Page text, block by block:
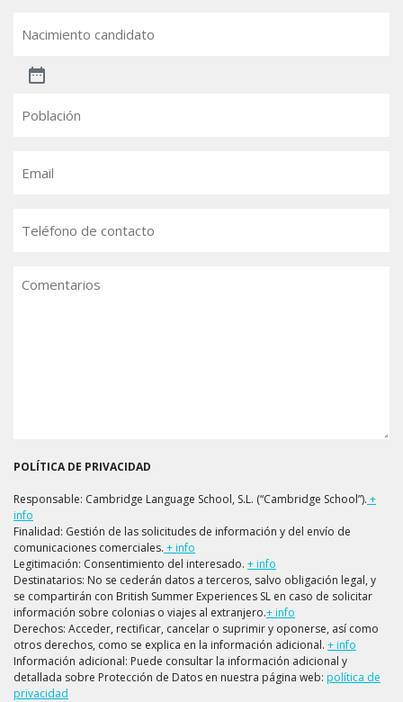
candidato
Comentarios
POLÍTICA DE PRIVACIDAD
Responsable: Cambridge Language School, S.L. (“Cambridge School”). +
info
Finalidad: Gestión de las solicitudes de información y del envío de
comunicaciones comerciales. + info
Legitimación: Consentimiento del interesado. + info
Destinatarios: No se cederán datos a terceros, salvo obligación legal, y
se compartirán con British Summer Experiences SL en caso de solicitar
información sobre colonias o viajes al extranjero.+ info
Derechos: Acceder, rectificar, cancelar o suprimir y oponerse, así como
otros derechos, como se explica en la información adicional. + info
Información adicional: Puede consultar la información adicional y
detallada sobre Protección de Datos en nuestra página web: política de
privacidad